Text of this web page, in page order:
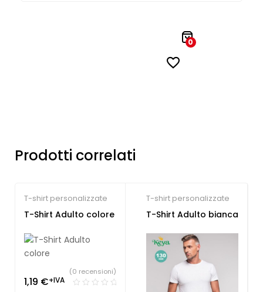
0
Prodotti correlati
T-shirt personalizzate
T-Shirt Adulto colore
1,19 €+IVA
(0 recensioni)
T-shirt personalizzate
T-Shirt Adulto bianca